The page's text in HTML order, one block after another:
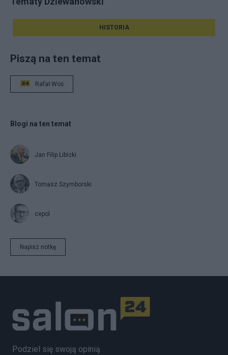
HISTORIA
Piszą na ten temat
Rafał Woś
Blogi na ten temat
Jan Filip Libicki
Tomasz Szymborski
cepol
Napisz notkę
Podziel się swoją opinią